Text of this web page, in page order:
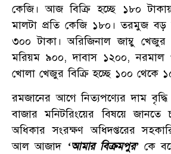
কেজি। আজ বিক্রি হচ্ছে ১৮০
মালটা প্রতি কেজি ১৮০। তরমুজ
৩০০ টাকা। অরিজিনাল জাম্বু
মরিয়ম ৯০০, দাবাস ১২০০, নরমাল
খোলা খেজুর বিক্রি হচ্ছে ১০০ থেকে
রমজানের আগে নিত্যপণ্যের দাম
বাজার মনিটরিংয়ের বিষয়ে জানতে
অধিকার সংরক্ষণ অধিদপ্তরের
আল আজাদ ‘আমার বিক্রমপুর’কে